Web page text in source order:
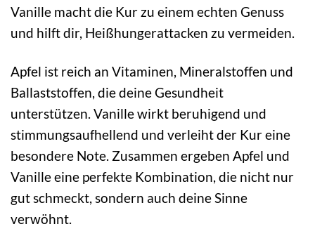
Vanille macht die Kur zu einem echten Genuss
und hilft dir, Heißhungerattacken zu vermeiden.
Apfel ist reich an Vitaminen, Mineralstoffen und
Ballaststoffen, die deine Gesundheit
unterstützen. Vanille wirkt beruhigend und
stimmungsaufhellend und verleiht der Kur eine
besondere Note. Zusammen ergeben Apfel und
Vanille eine perfekte Kombination, die nicht nur
gut schmeckt, sondern auch deine Sinne
verwöhnt.